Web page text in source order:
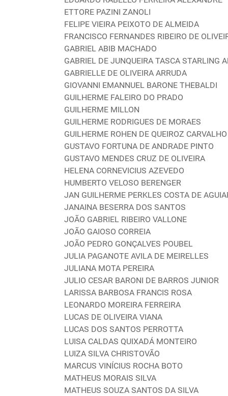
ETTORE PAZINI ZANOLI
FELIPE VIEIRA PEIXOTO DE ALMEIDA
FRANCISCO FERNANDES RIBEIRO DE
GABRIEL ABIB MACHADO
GABRIEL DE JUNQUEIRA TASCA STARLING
GABRIELLE DE OLIVEIRA ARRUDA
GIOVANNI EMANNUEL BARONE THEBALDI
GUILHERME FALEIRO DO PRADO
GUILHERME MILLON
GUILHERME RODRIGUES DE MORAES
GUILHERME ROHEN DE QUEIROZ
GUSTAVO FORTUNA DE ANDRADE PINTO
GUSTAVO MENDES CRUZ DE OLIVEIRA
HELENA CORNEVICIUS AZEVEDO
HUMBERTO VELOSO BERENGER
JAN GUILHERME PERKLES COSTA DE
JANAINA BESERRA DOS SANTOS
JOÃO GABRIEL RIBEIRO VALLONE
JOÃO GAIOSO CORREIA
JOÃO PEDRO GONÇALVES POUBEL
JULIA PAGANOTE AVILA DE MEIRELLES
JULIANA MOTA PEREIRA
JULIO CESAR BARONI DE BARROS JUNIOR
LARISSA BARBOSA FRANCIS ROSA
LEONARDO MOREIRA FERREIRA
LUCAS DE OLIVEIRA VIANA
LUCAS DOS SANTOS PERROTTA
LUISA CALDAS QUIXADÁ MONTEIRO
LUIZA SILVA CHRISTOVÃO
MARCUS VINÍCIUS ROCHA BOTO
MATHEUS MORAIS SILVA
MATHEUS SOUZA SANTOS DA SILVA